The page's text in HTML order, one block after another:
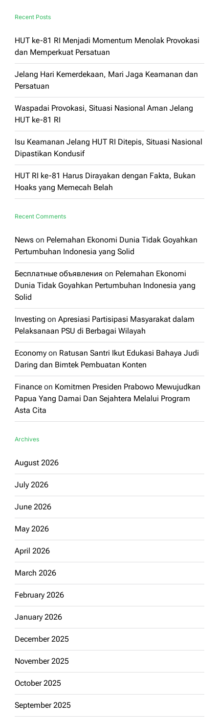
Recent Posts
HUT ke-81 RI Menjadi Momentum Menolak Provokasi
dan Memperkuat Persatuan
Jelang Hari Kemerdekaan, Mari Jaga Keamanan dan
Persatuan
Waspadai Provokasi, Situasi Nasional Aman Jelang
HUT ke-81 RI
Isu Keamanan Jelang HUT RI Ditepis, Situasi Nasional
Dipastikan Kondusif
HUT RI ke-81 Harus Dirayakan dengan Fakta, Bukan
Hoaks yang Memecah Belah
Recent Comments
News on Pelemahan Ekonomi Dunia Tidak Goyahkan
Pertumbuhan Indonesia yang Solid
Бесплатные объявления on Pelemahan Ekonomi
Dunia Tidak Goyahkan Pertumbuhan Indonesia yang
Solid
Investing on Apresiasi Partisipasi Masyarakat dalam
Pelaksanaan PSU di Berbagai Wilayah
Economy on Ratusan Santri Ikut Edukasi Bahaya Judi
Daring dan Bimtek Pembuatan Konten
Finance on Komitmen Presiden Prabowo Mewujudkan
Papua Yang Damai Dan Sejahtera Melalui Program
Asta Cita
Archives
August 2026
July 2026
June 2026
May 2026
April 2026
March 2026
February 2026
January 2026
December 2025
November 2025
October 2025
September 2025